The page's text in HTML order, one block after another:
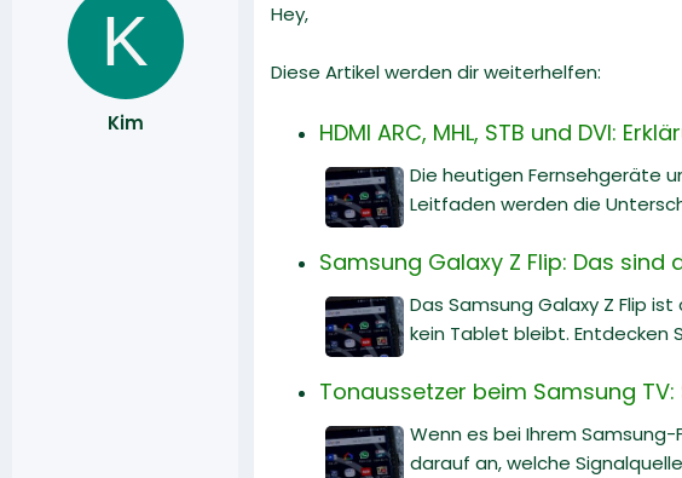
K
Kim
Hey,
Diese Artikel werden dir weiterhelfen:
HDMI ARC, MHL, STB und DVI:
Die heutigen Fernsehgeräte
Leitfaden werden die
Samsung Galaxy Z Flip: Das
Das Samsung Galaxy Z Flip
kein Tablet bleibt. Entdecken
Tonaussetzer beim Samsung
Wenn es bei Ihrem
darauf an, welche